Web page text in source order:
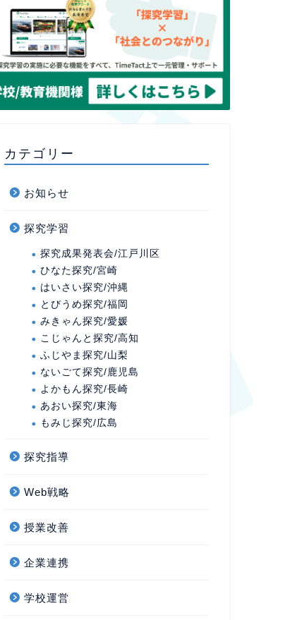
カテゴリー
お知らせ
探究学習
探究成果発表会/江戸川区
ひなた探究/宮崎
はいさい探究/沖縄
とびうめ探究/福岡
みきゃん探究/愛媛
こじゃんと探究/高知
ふじやま探究/山梨
ないごて探究/鹿児島
よかもん探究/長崎
あおい探究/東海
もみじ探究/広島
探究指導
Web戦略
授業改善
企業連携
学校運営